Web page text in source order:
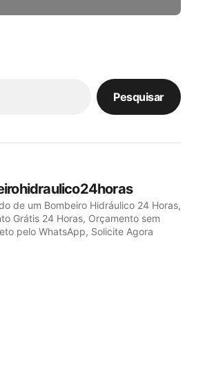
Pesquisar
de um Bombeiro Hidráulico 24 Horas,
Grátis 24 Horas, Orçamento sem
pelo WhatsApp, Solicite Agora